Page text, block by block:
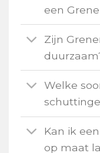
een
Zijn
Welke
Kan ik
op maat